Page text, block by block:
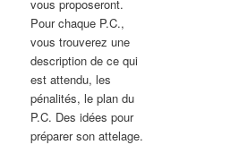
vous proposeront.
Pour chaque P.C.,
vous trouverez une
description de ce qui
est attendu, les
pénalités, le plan du
P.C. Des idées pour
préparer son attelage.